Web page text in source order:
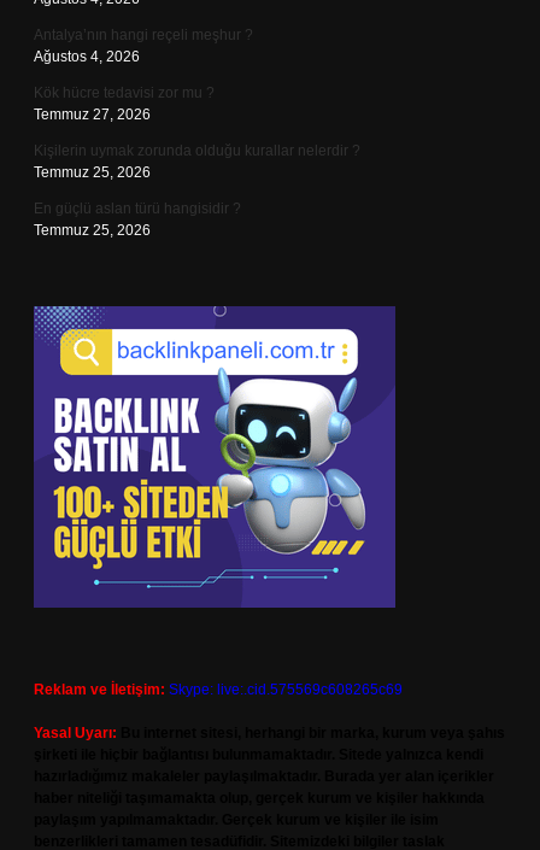
Antalya’nın hangi reçeli meşhur ?
Ağustos 4, 2026
Kök hücre tedavisi zor mu ?
Temmuz 27, 2026
Kişilerin uymak zorunda olduğu kurallar nelerdir ?
Temmuz 25, 2026
En güçlü aslan türü hangisidir ?
Temmuz 25, 2026
Reklam ve İletişim: Skype: live:.cid.575569c608265c69
Yasal Uyarı: